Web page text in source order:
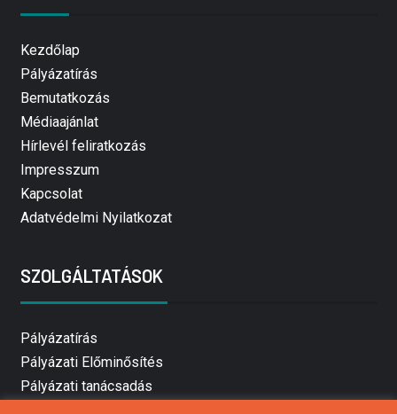
Kezdőlap
Pályázatírás
Bemutatkozás
Médiaajánlat
Hírlevél feliratkozás
Impresszum
Kapcsolat
Adatvédelmi Nyilatkozat
SZOLGÁLTATÁSOK
Pályázatírás
Pályázati Előminősítés
Pályázati tanácsadás